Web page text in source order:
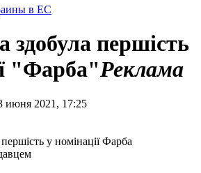
в ЕС
першість
"Фарба"Реклама
июня 2021, 17:25